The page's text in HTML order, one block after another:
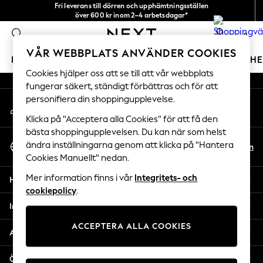
Fri leverans till dörren och upphämtningsställen
över 600 kr inom 2–4 arbetsdagar*
0
FLICKOR POJKAR BABY DAMER HERRAR
GIRLS
New In
50 - 92cm
98 - 110cm
116 - 134cm
140 - 174cm
Trending: Top & Short Sets
Trending: Clogs
All Clothing
Coats & Jackets
Sweatshirts & Hoodies
An error occurred on client
Våra sociala nätverk
Mitt konto
Logga in på ditt konto
Välj Språk
Svenska
Sv En
Hjälp
Integritet & Juridik
Avdelningar
Övriga tjänster
VÅR WEBBPLATS ANVÄNDER COOKIES
Cookies hjälper oss att se till att vår webbplats
fungerar säkert, ständigt förbättras och för att
personifiera din shoppingupplevelse.
Klicka på "Acceptera alla Cookies" för att få den
bästa shoppingupplevelsen. Du kan när som helst
ändra inställningarna genom att klicka på "Hantera
Cookies Manuellt" nedan.
Mer information finns i vår Integritets- och
cookiepolicy.
ACCEPTERA ALLA COOKIES